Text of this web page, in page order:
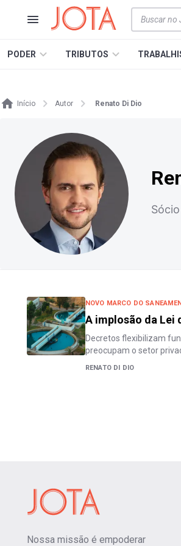
PODER TRIBUTOS
Início Autor Renato Di Dio
NOVO MARCO DO
A implosão da Lei
Decretos flexibilizam
preocupam o setor
RENATO DI DIO
Nossa missão é empoderar